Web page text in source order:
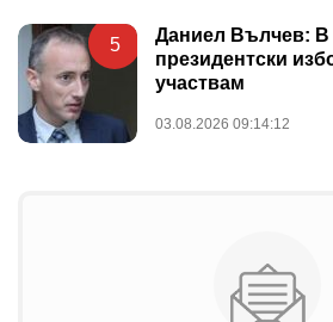
5
Даниел Вълчев: В
президентски
участвам
03.08.2026 09:14:12